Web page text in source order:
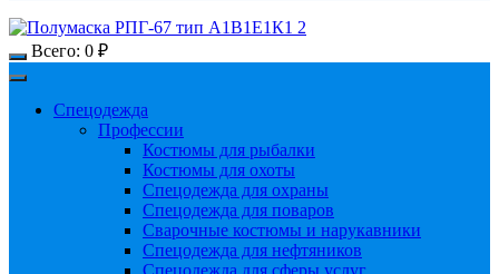
Всего: 0 ₽
Спецодежда
Профессии
Костюмы для рыбалки
Костюмы для охоты
Спецодежда для охраны
Спецодежда для поваров
Сварочные костюмы и нарукавники
Спецодежда для нефтяников
Спецодежда для сферы услуг